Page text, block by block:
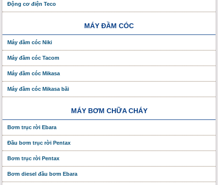
Động cơ điện Teco
MÁY ĐẦM CÓC
Máy đầm cóc Niki
Máy đầm cóc Tacom
Máy đầm cóc Mikasa
Máy đầm cóc Mikasa bãi
MÁY BƠM CHỮA CHÁY
Bơm trục rời Ebara
Đầu bơm trục rời Pentax
Bơm trục rời Pentax
Bơm diesel đầu bơm Ebara